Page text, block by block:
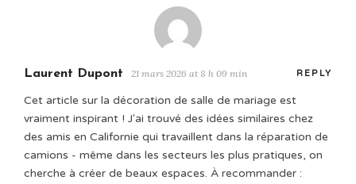
Laurent Dupont 21 mars 2026 at 8 h 09 min REPLY
Cet article sur la décoration de salle de mariage est
vraiment inspirant ! J'ai trouvé des idées similaires chez
des amis en Californie qui travaillent dans la réparation de
camions - même dans les secteurs les plus pratiques, on
cherche à créer de beaux espaces. À recommander :